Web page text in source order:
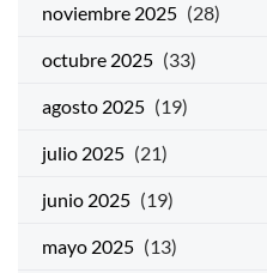
noviembre 2025 (28)
octubre 2025 (33)
agosto 2025 (19)
julio 2025 (21)
junio 2025 (19)
mayo 2025 (13)